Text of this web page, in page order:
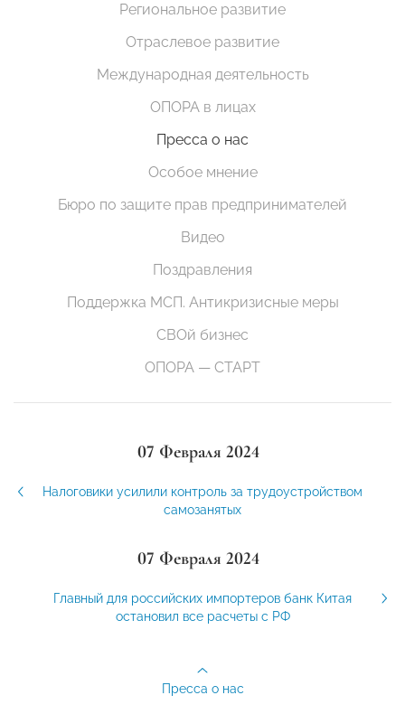
Региональное развитие
Отраслевое развитие
Международная деятельность
ОПОРА в лицах
Пресса о нас
Особое мнение
Бюро по защите прав предпринимателей
Видео
Поздравления
Поддержка МСП. Антикризисные меры
СВОй бизнес
ОПОРА — СТАРТ
07 Февраля 2024
Налоговики усилили контроль за трудоустройством
самозанятых
07 Февраля 2024
Главный для российских импортеров банк Китая
остановил все расчеты с РФ
Пресса о нас